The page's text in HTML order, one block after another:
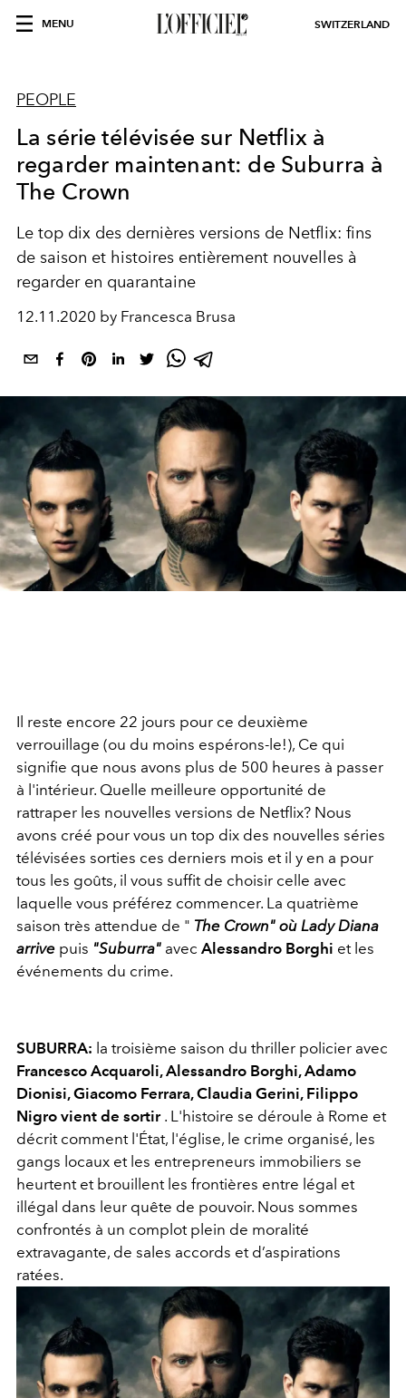
MENU SWITZERLAND
PEOPLE
La série télévisée sur Netflix à
regarder maintenant: de Suburra à
The Crown
Le top dix des dernières versions de Netflix: fins
de saison et histoires entièrement nouvelles à
regarder en quarantaine
12.11.2020 by Francesca Brusa
Il reste encore 22 jours pour ce deuxième
verrouillage (ou du moins espérons-le!), Ce qui
signifie que nous avons plus de 500 heures à passer
à l'intérieur. Quelle meilleure opportunité de
rattraper les nouvelles versions de Netflix? Nous
avons créé pour vous un top dix des nouvelles séries
télévisées sorties ces derniers mois et il y en a pour
tous les goûts, il vous suffit de choisir celle avec
laquelle vous préférez commencer. La quatrième
saison très attendue de " The Crown" où Lady Diana
arrive puis "Suburra" avec Alessandro Borghi et les
événements du crime.
SUBURRA: la troisième saison du thriller policier avec
Francesco Acquaroli, Alessandro Borghi, Adamo
Dionisi, Giacomo Ferrara, Claudia Gerini, Filippo
Nigro vient de sortir. L'histoire se déroule à Rome et
décrit comment l'État, l'église, le crime organisé, les
gangs locaux et les entrepreneurs immobiliers se
heurtent et brouillent les frontières entre légal et
illégal dans leur quête de pouvoir. Nous sommes
confrontés à un complot plein de moralité
extravagante, de sales accords et d’aspirations
ratées.